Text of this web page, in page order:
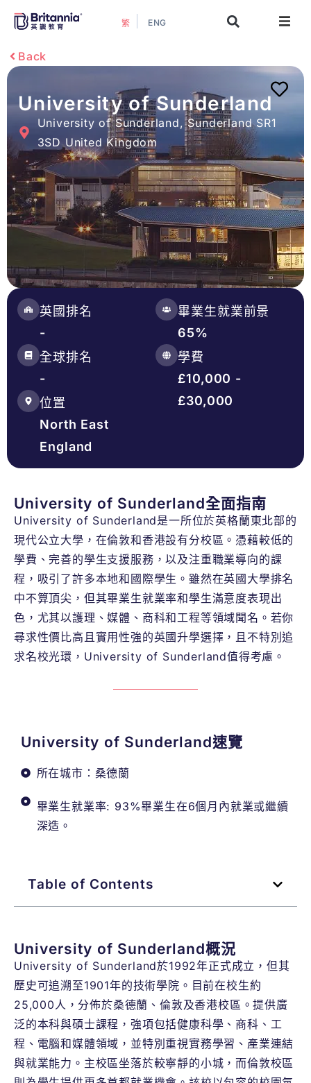
繁 ENG
最新活動
升學指南
升學資訊
增值服務
預約諮詢
Back
University of Sunderland
University of Sunderland, Sunderland SR1
3SD United Kingdom
英國排名
-
全球排名
-
位置
North East
England
畢業生就業前景
65%
學費
£10,000 -
£30,000
University of Sunderland全面指南
University of Sunderland是一所位於英格蘭東北部的
現代公立大學，在倫敦和香港設有分校區。憑藉較低的
學費、完善的學生支援服務，以及注重職業導向的課
程，吸引了許多本地和國際學生。雖然在英國大學排名
中不算頂尖，但其畢業生就業率和學生滿意度表現出
色，尤其以護理、媒體、商科和工程等領域聞名。若你
尋求性價比高且實用性強的英國升學選擇，且不特別追
求名校光環，University of Sunderland值得考慮。
University of Sunderland速覽
所在城市：桑德蘭
畢業生就業率: 93%畢業生在6個月內就業或繼續
深造。
Table of Contents
University of Sunderland概況
University of Sunderland於1992年正式成立，但其
歷史可追溯至1901年的技術學院。目前在校生約
25,000人，分佈於桑德蘭、倫敦及香港校區。提供廣
泛的本科與碩士課程，強項包括健康科學、商科、工
程、電腦和媒體領域，並特別重視實務學習、產業連結
與就業能力。主校區坐落於較寧靜的小城，而倫敦校區